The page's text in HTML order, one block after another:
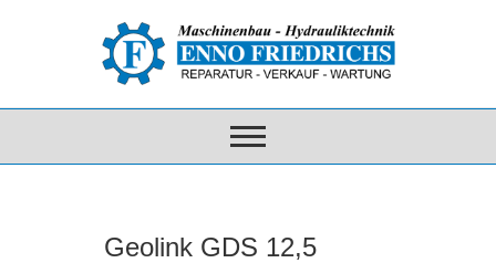
Geolink GDS 12,5